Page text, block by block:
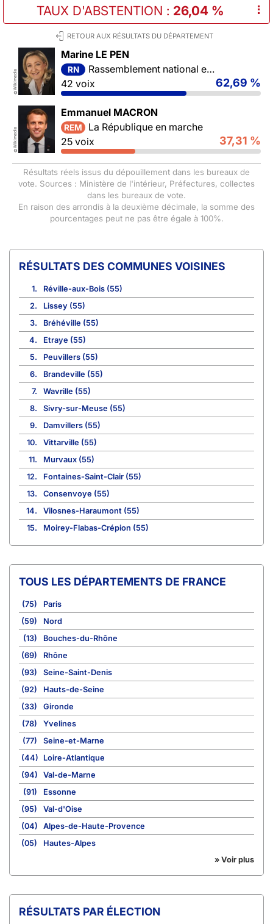
TAUX D'ABSTENTION : 26,04 % ⠇
RETOUR AUX RÉSULTATS DU DÉPARTEMENT
©
Wikimedia
Marine LE PEN
RN
Rassemblement national et ses alliés
42 voix
62,69 %
©
Wikimedia
Emmanuel MACRON
REM
La République en marche
25 voix
37,31 %
Résultats réels issus du dépouillement dans les bureaux de
vote. Sources : Ministère de l'intérieur, Préfectures, collectes
dans les bureaux de vote.
En raison des arrondis à la deuxième décimale, la somme des
pourcentages peut ne pas être égale à 100%.
COMMUNES VOISINES
1.
Réville-aux-Bois (55)
2.
Lissey (55)
3.
Bréhéville (55)
4.
Etraye (55)
5.
Peuvillers (55)
6.
Brandeville (55)
7.
Wavrille (55)
8.
Sivry-sur-Meuse (55)
9.
Damvillers (55)
10.
Vittarville (55)
11.
Murvaux (55)
12.
Fontaines-Saint-Clair (55)
13.
Consenvoye (55)
14.
Vilosnes-Haraumont (55)
15.
Moirey-Flabas-Crépion (55)
TOUS LES DÉPARTEMENTS DE FRANCE
(75)
Paris
(59)
Nord
(13)
Bouches-du-Rhône
(69)
Rhône
(93)
Seine-Saint-Denis
(92)
Hauts-de-Seine
(33)
Gironde
(78)
Yvelines
(77)
Seine-et-Marne
(44)
Loire-Atlantique
(94)
Val-de-Marne
(91)
Essonne
(95)
Val-d'Oise
(04)
Alpes-de-Haute-Provence
(05)
Hautes-Alpes
» Voir plus
RÉSULTATS PAR ÉLECTION